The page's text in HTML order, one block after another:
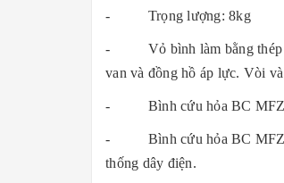
- Trọng lượng: 8kg
- Vỏ bình làm bằng thép có
van và đồng hồ áp lực. Vòi
- Bình cứu hỏa BC MFZ8 là
- Bình cứu hỏa BC MFZ8
thống dây điện.